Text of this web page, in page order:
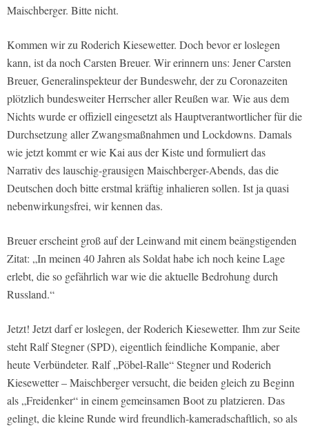
Maischberger. Bitte nicht.
Kommen wir zu Roderich Kiesewetter. Doch bevor er loslegen
kann, ist da noch Carsten Breuer. Wir erinnern uns: Jener Carsten
Breuer, Generalinspekteur der Bundeswehr, der zu Coronazeiten
plötzlich bundesweiter Herrscher aller Reußen war. Wie aus dem
Nichts wurde er offiziell eingesetzt als Hauptverantwortlicher für die
Durchsetzung aller Zwangsmaßnahmen und Lockdowns. Damals
wie jetzt kommt er wie Kai aus der Kiste und formuliert das
Narrativ des lauschig-grausigen Maischberger-Abends, das die
Deutschen doch bitte erstmal kräftig inhalieren sollen. Ist ja quasi
nebenwirkungsfrei, wir kennen das.
Breuer erscheint groß auf der Leinwand mit einem beängstigenden
Zitat: „In meinen 40 Jahren als Soldat habe ich noch keine Lage
erlebt, die so gefährlich war wie die aktuelle Bedrohung durch
Russland.“
Jetzt! Jetzt darf er loslegen, der Roderich Kiesewetter. Ihm zur Seite
steht Ralf Stegner (SPD), eigentlich feindliche Kompanie, aber
heute Verbündeter. Ralf „Pöbel-Ralle“ Stegner und Roderich
Kiesewetter – Maischberger versucht, die beiden gleich zu Beginn
als „Freidenker“ in einem gemeinsamen Boot zu platzieren. Das
gelingt, die kleine Runde wird freundlich-kameradschaftlich, so als